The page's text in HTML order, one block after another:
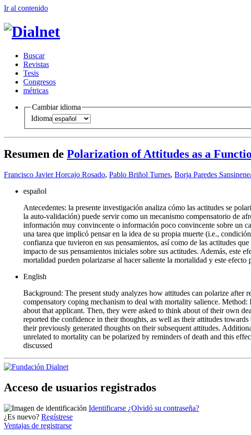
Ir al contenido
Buscar
Revistas
Tesis
Congresos
métricas
Cambiar idioma
Idioma
Resumen de Polarization of Attitudes as a
Francisco Javier Horcajo Rosado, Pablo Briñol Turnes, Borja Paredes
español
Antecedentes: la presente investigación analiza cómo las actitudes se
la auto-validación) puede servir como un mecanismo compensatorio de
información muy convincente o información poco convincente sobre un
una tarea que implicó pensar en la idea de su propia muerte (i.e.,
confianza que tuvieron en sus pensamientos, así como de las actitudes
impacto de sus pensamientos iniciales sobre sus actitudes. Además, este
mortalidad pueden polarizarse al hacer saliente la mortalidad y este
English
Background: The present study analyzes how attitudes can polarize after
compensatory coping mechanism to deal with mortality salience.
about that applicant. Then, they were asked to think about of their own
reported the confidence in their thoughts, as well as their attitudes
their previously generated thoughts on their subsequent attitudes.
unrelated to mortality can be polarized by reminders of death and this
discussed
Acceso de usuarios registrados
Identificarse ¿Olvidó su contraseña?
¿Es nuevo? Regístrese
Ventajas de registrarse